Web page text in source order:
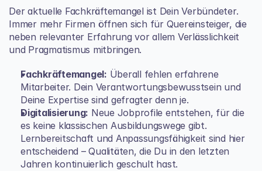
Der aktuelle Fachkräftemangel ist Dein Verbündeter.
Immer mehr Firmen öffnen sich für Quereinsteiger, die
neben relevanter Erfahrung vor allem Verlässlichkeit
und Pragmatismus mitbringen.
Fachkräftemangel: Überall fehlen erfahrene
Mitarbeiter. Dein Verantwortungsbewusstsein und
Deine Expertise sind gefragter denn je.
Digitalisierung: Neue Jobprofile entstehen, für die
es keine klassischen Ausbildungswege gibt.
Lernbereitschaft und Anpassungsfähigkeit sind hier
entscheidend – Qualitäten, die Du in den letzten
Jahren kontinuierlich geschult hast.